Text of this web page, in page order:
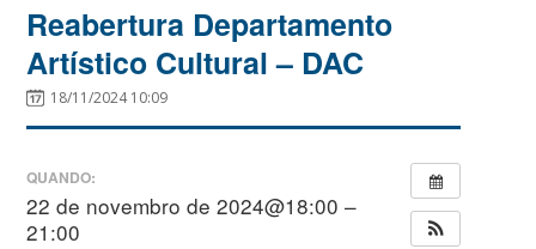
Reabertura Departamento
Artístico Cultural – DAC
18/11/2024 10:09
QUANDO:
22 de novembro de 2024@18:00 –
21:00